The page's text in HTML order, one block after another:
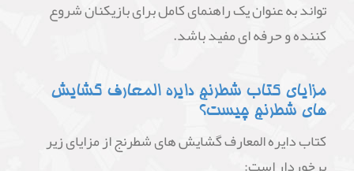
تواند به عنوان یک راهنمای کامل برای بازیکنان شروع
کننده و حرفه ای مفید باشد.
مزایای کتاب شطرنج دایره المعارف گشایش
های شطرنج چیست؟
کتاب دایره المعارف گشایش های شطرنج از مزایای زیر